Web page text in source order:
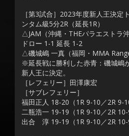
［第3試合］2023年度新人王決定
ンタム級5分2R（延長1R）
△JAM（沖縄・THEパラエストラ
ドロー 1-1 延長 1-2
△磯城嶋 一真（福岡・MMA
※延長戦に勝利した赤青：磯城嶋
新人王に決定。
［レフェリー］田澤康宏
［サブレフェリー］
福田正人 18-20（1R 9-10／2R 9-
二瓶浩一 19-19（1R 9-10／2R 10-
出合 淳 19-19（1R 9-10／2R 10-9